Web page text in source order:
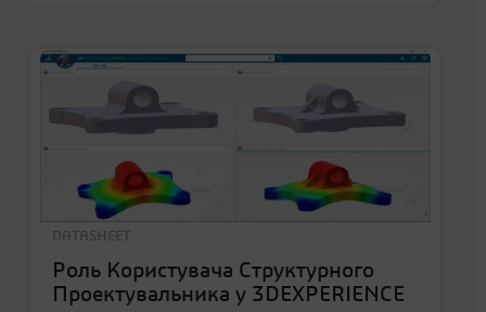
DATASHEET
Роль Користувача Структурного
Проектувальника у 3DEXPERIENCE